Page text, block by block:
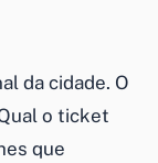
da cidade. O
o ticket
que